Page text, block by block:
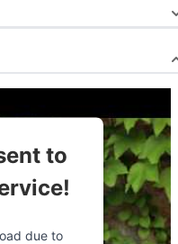
to
due to